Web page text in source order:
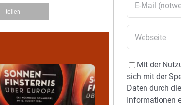
teilen
Mit der
sich mit der
Daten durch
Informationen